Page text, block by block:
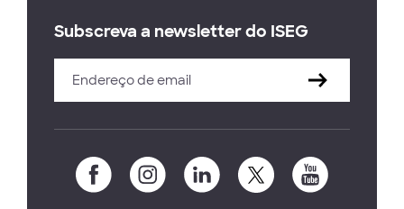
Subscreva a newsletter do ISEG